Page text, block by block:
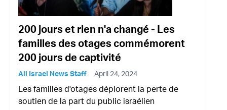
200 jours et rien n'a changé - Les
familles des otages commémorent
200 jours de captivité
All Israel News Staff April 24, 2024
Les familles d'otages déplorent la perte de
soutien de la part du public israélien